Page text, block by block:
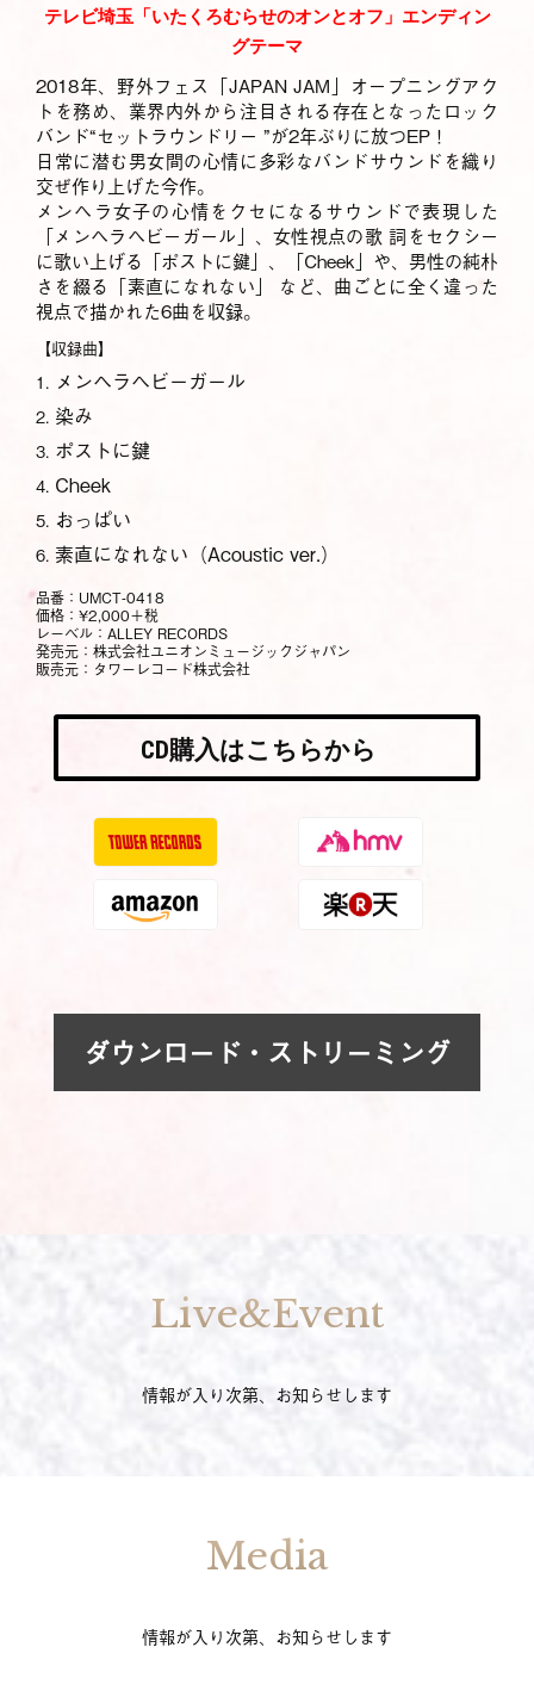
テレビ埼玉「いたくろむらせのオンとオフ」エンディン
グテーマ
2018年、野外フェス「JAPAN JAM」オープニングアク
トを務め、業界内外から注目される存在となったロック
バンド“セットラウンドリー ”が2年ぶりに放つEP！
日常に潜む男女間の心情に多彩なバンドサウンドを織り
交ぜ作り上げた今作。
メンヘラ女子の心情をクセになるサウンドで表現した
「メンヘラヘビーガール」、女性視点の歌 詞をセクシー
に歌い上げる「ポストに鍵」、「Cheek」や、男性の純朴
さを綴る「素直になれない」 など、曲ごとに全く違った
視点で描かれた6曲を収録。
【収録曲】
1. メンヘラヘビーガール
2. 染み
3. ポストに鍵
4. Cheek
5. おっぱい
6. 素直になれない（Acoustic ver.）
品番：UMCT-0418
価格：¥2,000＋税
レーベル：ALLEY RECORDS
発売元：株式会社ユニオンミュージックジャパン
販売元：タワーレコード株式会社
CD購入はこちらから
ダウンロード・ストリーミング
Live&Event
情報が入り次第、お知らせします
Media
情報が入り次第、お知らせします